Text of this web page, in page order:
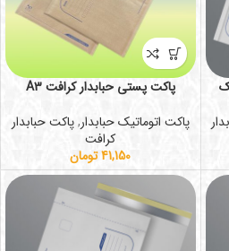
پاکت پستی حبابدار کرافت A3
پاکت اتوماتیک حبابدار,پاکت حبابدار
کرافت
41,150تومان